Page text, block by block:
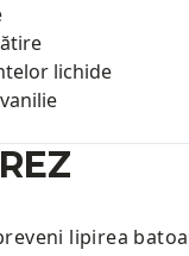
lichide
lipirea